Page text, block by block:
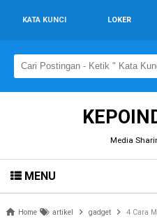
KATA KUNCI LOKER
Media
MENU
Home artikel gadget 4 Cara